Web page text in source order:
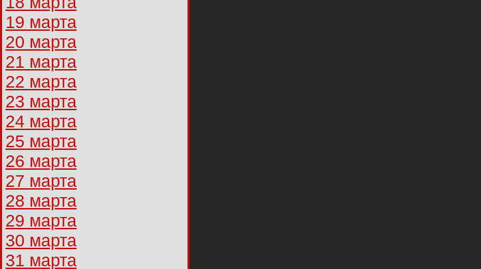
19 марта
20 марта
21 марта
22 марта
23 марта
24 марта
25 марта
26 марта
27 марта
28 марта
29 марта
30 марта
31 марта